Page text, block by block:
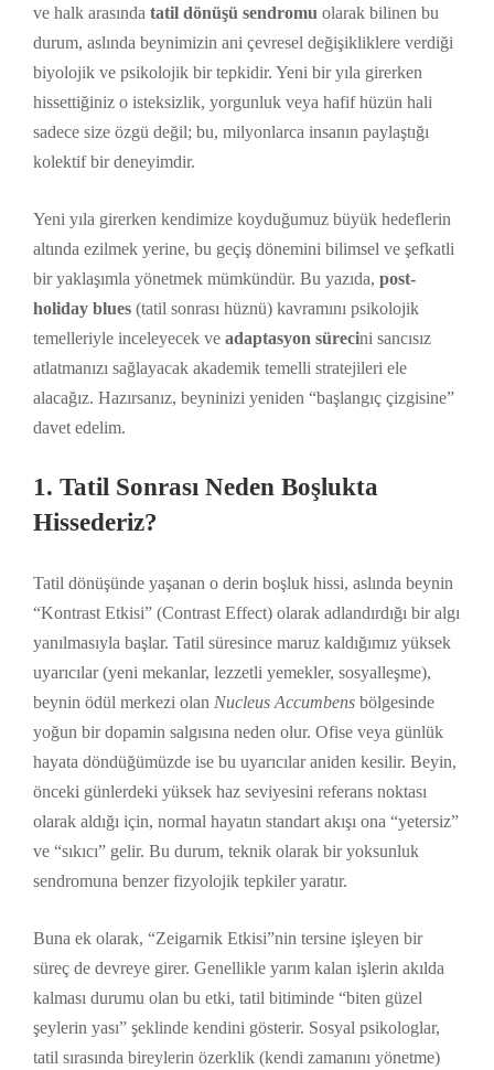
ve halk arasında tatil dönüşü sendromu olarak bilinen bu
durum, aslında beynimizin ani çevresel değişikliklere verdiği
biyolojik ve psikolojik bir tepkidir. Yeni bir yıla girerken
hissettiğiniz o isteksizlik, yorgunluk veya hafif hüzün hali
sadece size özgü değil; bu, milyonlarca insanın paylaştığı
kolektif bir deneyimdir.
Yeni yıla girerken kendimize koyduğumuz büyük hedeflerin
altında ezilmek yerine, bu geçiş dönemini bilimsel ve şefkatli
bir yaklaşımla yönetmek mümkündür. Bu yazıda, post-
holiday blues (tatil sonrası hüznü) kavramını psikolojik
temelleriyle inceleyecek ve adaptasyon sürecini sancısız
atlatmanızı sağlayacak akademik temelli stratejileri ele
alacağız. Hazırsanız, beyninizi yeniden “başlangıç çizgisine”
davet edelim.
1. Tatil Sonrası Neden Boşlukta
Hissederiz?
Tatil dönüşünde yaşanan o derin boşluk hissi, aslında beynin
“Kontrast Etkisi” (Contrast Effect) olarak adlandırdığı bir algı
yanılmasıyla başlar. Tatil süresince maruz kaldığımız yüksek
uyarıcılar (yeni mekanlar, lezzetli yemekler, sosyalleşme),
beynin ödül merkezi olan Nucleus Accumbens bölgesinde
yoğun bir dopamin salgısına neden olur. Ofise veya günlük
hayata döndüğümüzde ise bu uyarıcılar aniden kesilir. Beyin,
önceki günlerdeki yüksek haz seviyesini referans noktası
olarak aldığı için, normal hayatın standart akışı ona “yetersiz”
ve “sıkıcı” gelir. Bu durum, teknik olarak bir yoksunluk
sendromuna benzer fizyolojik tepkiler yaratır.
Buna ek olarak, “Zeigarnik Etkisi”nin tersine işleyen bir
süreç de devreye girer. Genellikle yarım kalan işlerin akılda
kalması durumu olan bu etki, tatil bitiminde “biten güzel
şeylerin yası” şeklinde kendini gösterir. Sosyal psikologlar,
tatil sırasında bireylerin özerklik (kendi zamanını yönetme)